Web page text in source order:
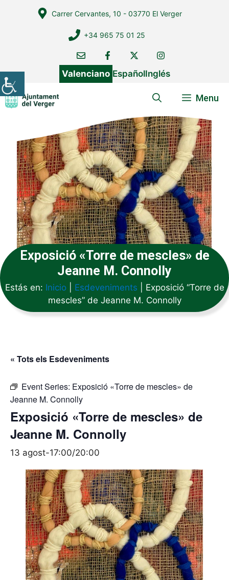
Carrer Cervantes, 10 - 03770 El Verger
+34 965 75 01 25
Valenciano EspañolInglés
Menu
Exposició «Torre de mescles» de
Jeanne M. Connolly
Estás en: Inicio| Esdeveniments
Exposició “Torre de
mescles” de Jeanne M. Connolly
« Tots els Esdeveniments
Event Series: Exposició «Torre de mescles» de
Jeanne M. Connolly
Exposició «Torre de mescles» de
Jeanne M. Connolly
13 agost-17:00/20:00